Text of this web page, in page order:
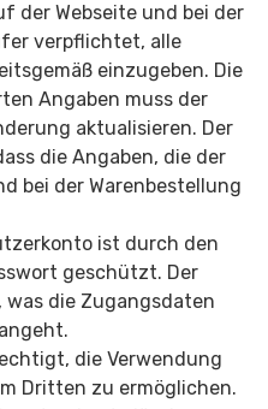
der Webseite und bei der
verpflichtet, alle
einzugeben. Die
Angaben muss der
aktualisieren. Der
die Angaben, die der
bei der Warenbestellung
ist durch den
geschützt. Der
die Zugangsdaten
die Verwendung
Dritten zu ermöglichen.